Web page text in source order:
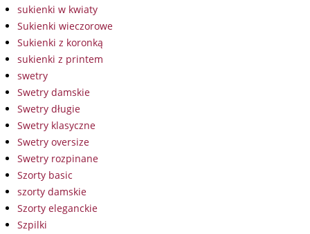
sukienki w kwiaty
Sukienki wieczorowe
Sukienki z koronką
sukienki z printem
swetry
Swetry damskie
Swetry długie
Swetry klasyczne
Swetry oversize
Swetry rozpinane
Szorty basic
szorty damskie
Szorty eleganckie
Szpilki